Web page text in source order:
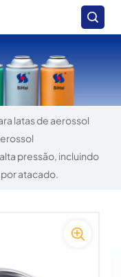
latas de aerossol
pressão, incluindo
atacado.